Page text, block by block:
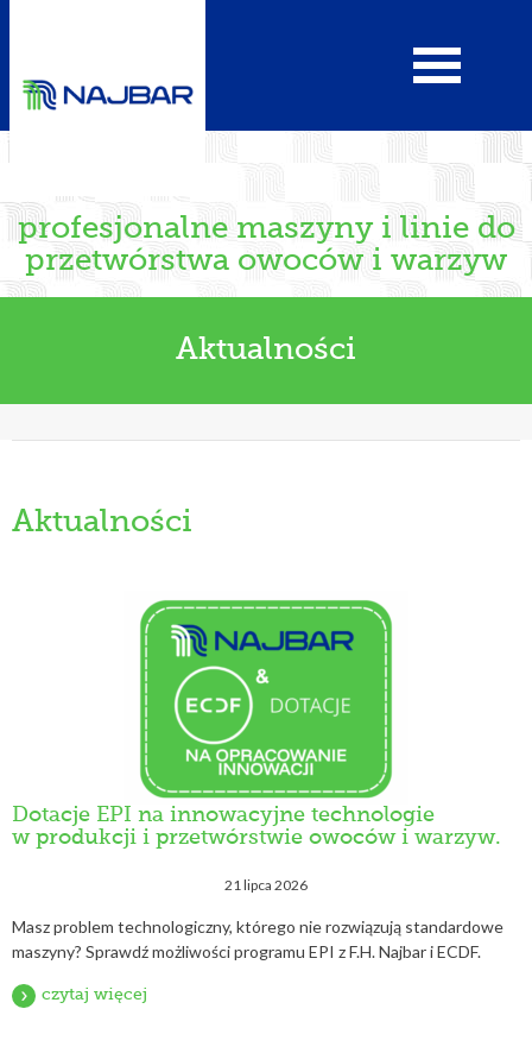
profesjonalne maszyny i linie do
przetwórstwa owoców i warzyw
Aktualności
Aktualności
Dotacje EPI na innowacyjne technologie
w produkcji i przetwórstwie owoców i warzyw.
21 lipca 2026
Masz problem technologiczny, którego nie rozwiązują standardowe
maszyny? Sprawdź możliwości programu EPI z F.H. Najbar i ECDF.
czytaj więcej